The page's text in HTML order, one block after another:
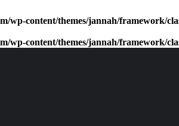
wp-content/themes/jannah/framework/
wp-content/themes/jannah/framework/